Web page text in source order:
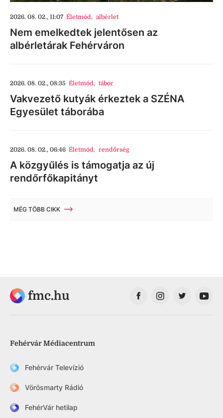
2026. 08. 02., 11:07 Életmód, albérlet
Nem emelkedtek jelentősen az
albérletárak Fehérváron
2026. 08. 02., 08:35 Életmód, tábor
Vakvezető kutyák érkeztek a SZÉNA
Egyesület táborába
2026. 08. 02., 06:46 Életmód, rendőrség
A közgyűlés is támogatja az új
rendőrfőkapitányt
MÉG TÖBB CIKK
fmc.hu
Fehérvár Médiacentrum
Fehérvár Televízió
Vörösmarty Rádió
FehérVár hetilap